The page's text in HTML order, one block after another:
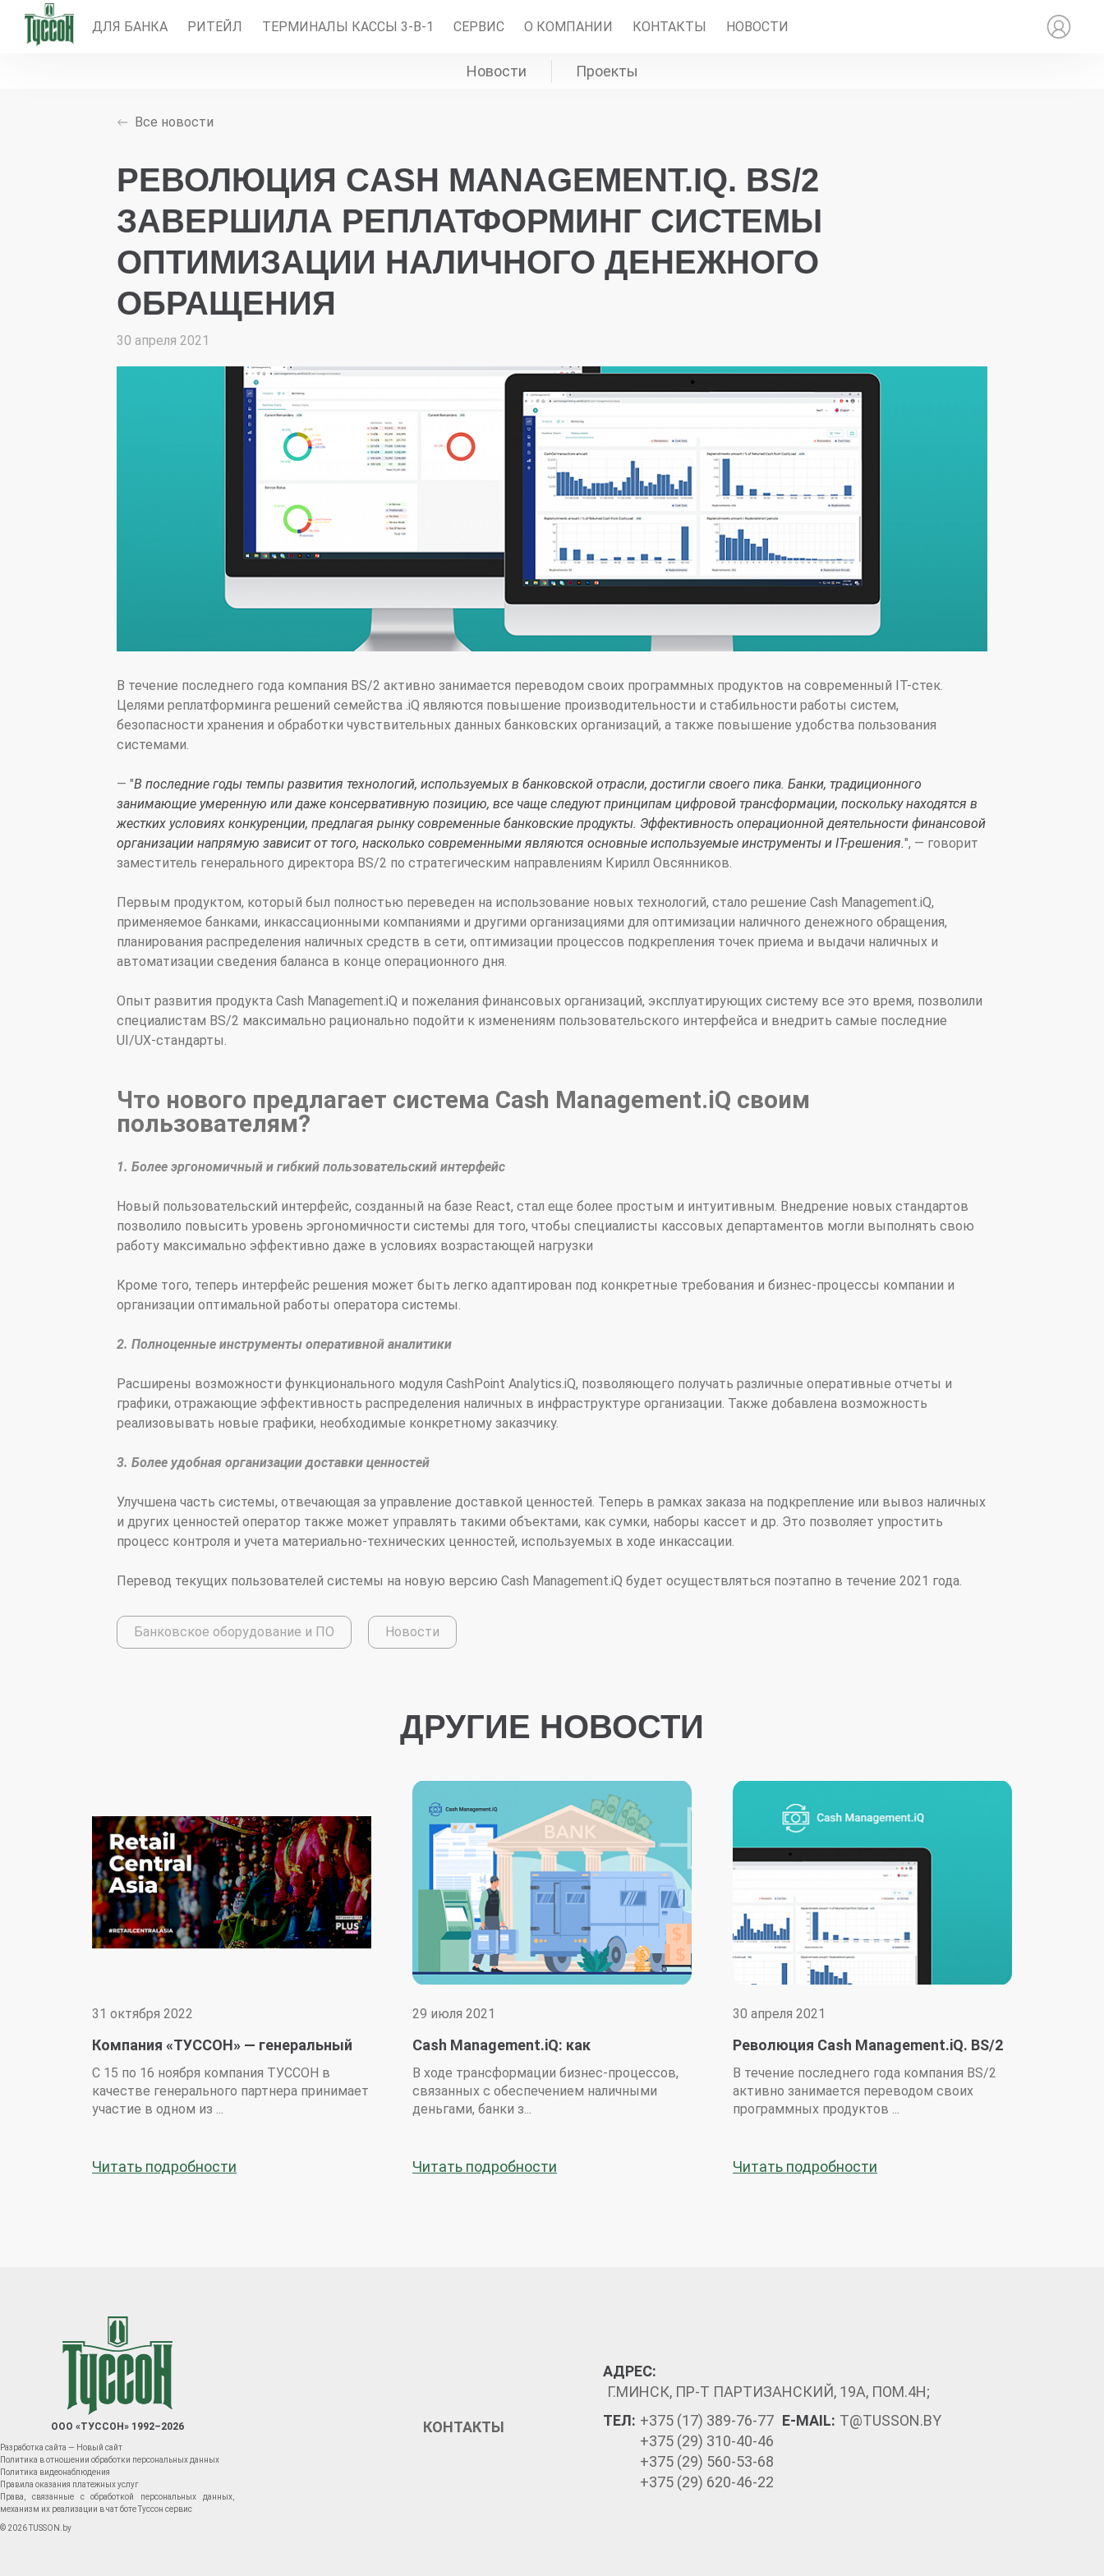
ДЛЯ БАНКА РИТЕЙЛ ТЕРМИНАЛЫ КАССЫ 3-В-1 СЕРВИC О КОМПАНИИ КОНТАКТЫ НОВОСТИ
Новости Проекты
Все новости
РЕВОЛЮЦИЯ CASH MANAGEMENT.IQ. BS/2
ЗАВЕРШИЛА РЕПЛАТФОРМИНГ СИСТЕМЫ
ОПТИМИЗАЦИИ НАЛИЧНОГО ДЕНЕЖНОГО
ОБРАЩЕНИЯ
30 апреля 2021
В течение последнего года компания BS/2 активно занимается переводом своих программных продуктов на современный IT-стек.
Целями реплатформинга решений семейства .iQ являются повышение производительности и стабильности работы систем,
безопасности хранения и обработки чувствительных данных банковских организаций, а также повышение удобства пользования
системами.
— "В последние годы темпы развития технологий, используемых в банковской отрасли, достигли своего пика. Банки, традиционного
занимающие умеренную или даже консервативную позицию, все чаще следуют принципам цифровой трансформации, поскольку находятся в
жестких условиях конкуренции, предлагая рынку современные банковские продукты. Эффективность операционной деятельности финансовой
организации напрямую зависит от того, насколько современными являются основные используемые инструменты и IT-решения.", — говорит
заместитель генерального директора BS/2 по стратегическим направлениям Кирилл Овсянников.
Первым продуктом, который был полностью переведен на использование новых технологий, стало решение Cash Management.iQ,
применяемое банками, инкассационными компаниями и другими организациями для оптимизации наличного денежного обращения,
планирования распределения наличных средств в сети, оптимизации процессов подкрепления точек приема и выдачи наличных и
автоматизации сведения баланса в конце операционного дня.
Опыт развития продукта Cash Management.iQ и пожелания финансовых организаций, эксплуатирующих систему все это время, позволили
специалистам BS/2 максимально рационально подойти к изменениям пользовательского интерфейса и внедрить самые последние
UI/UX-стандарты.
Что нового предлагает система Cash Management.iQ своим
пользователям?
1. Более эргономичный и гибкий пользовательский интерфейс
Новый пользовательский интерфейс, созданный на базе React, стал еще более простым и интуитивным. Внедрение новых стандартов
позволило повысить уровень эргономичности системы для того, чтобы специалисты кассовых департаментов могли выполнять свою
работу максимально эффективно даже в условиях возрастающей нагрузки
Кроме того, теперь интерфейс решения может быть легко адаптирован под конкретные требования и бизнес-процессы компании и
организации оптимальной работы оператора системы.
2. Полноценные инструменты оперативной аналитики
Расширены возможности функционального модуля CashPoint Analytics.iQ, позволяющего получать различные оперативные отчеты и
графики, отражающие эффективность распределения наличных в инфраструктуре организации. Также добавлена возможность
реализовывать новые графики, необходимые конкретному заказчику.
3. Более удобная организации доставки ценностей
Улучшена часть системы, отвечающая за управление доставкой ценностей. Теперь в рамках заказа на подкрепление или вывоз наличных
и других ценностей оператор также может управлять такими объектами, как сумки, наборы кассет и др. Это позволяет упростить
процесс контроля и учета материально-технических ценностей, используемых в ходе инкассации.
Перевод текущих пользователей системы на новую версию Cash Management.iQ будет осуществляться поэтапно в течение 2021 года.
Банковское оборудование и ПО Новости
ДРУГИЕ НОВОСТИ
31 октября 2022
Компания «ТУССОН» — генеральный
партнер выставки «Retail Central Asia»
С 15 по 16 ноября компания ТУССОН в
качестве генерального партнера принимает
участие в одном из ...
Читать подробности
29 июля 2021
Cash Management.iQ: как
синхронизировать работу по
обеспечению наличностью с внешней
службой инкассации или охраны?
В ходе трансформации бизнес-процессов,
связанных с обеспечением наличными
деньгами, банки з...
Читать подробности
30 апреля 2021
Революция Cash Management.iQ. BS/2
завершила реплатформинг системы
оптимизации наличного денежного
обращения
В течение последнего года компания BS/2
активно занимается переводом своих
программных продуктов ...
Читать подробности
ООО «ТУССОН» 1992–2026
Разработка сайта — Новый сайт
Политика в отношении обработки персональных данных
Политика видеонаблюдения
Правила оказания платежных услуг
Права, связанные с обработкой персональных данных,
механизм их реализации в чат боте Туссон сервис
© 2026 TUSSON.by
КОНТАКТЫ
АДРЕС:
Г.МИНСК, ПР-Т ПАРТИЗАНСКИЙ, 19А, ПОМ.4Н;
ТЕЛ: +375 (17) 389-76-77
+375 (29) 310-40-46
+375 (29) 560-53-68
+375 (29) 620-46-22
E-MAIL: T@TUSSON.BY